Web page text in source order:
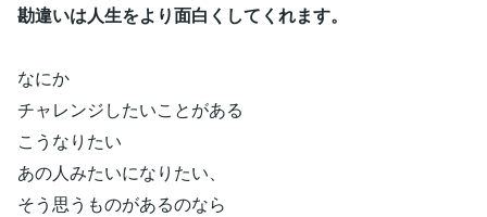
勘違いは人生をより面白くしてくれます。
なにか
チャレンジしたいことがある
こうなりたい
あの人みたいになりたい、
そう思うものがあるのなら